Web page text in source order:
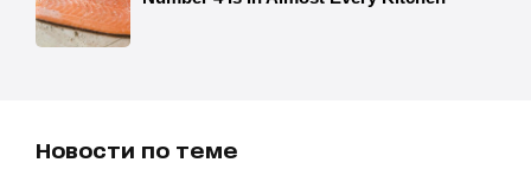
Новости по теме